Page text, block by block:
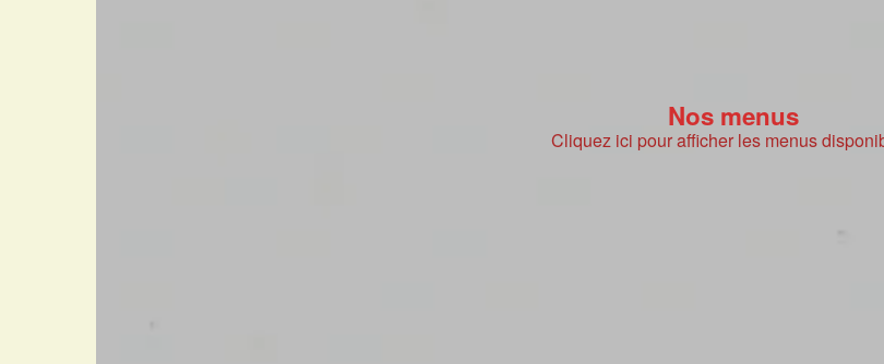
Nos menus
Cliquez ici pour afficher les menus